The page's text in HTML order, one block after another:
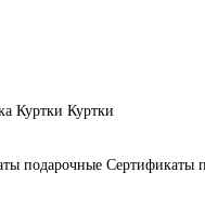
Куртки Куртки
подарочные Сертификаты